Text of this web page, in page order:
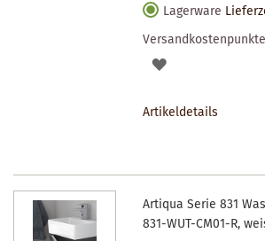
Lagerware
AUF
Artikeldetails
Artiqua Serie 831
831-WUT-CM01-R,